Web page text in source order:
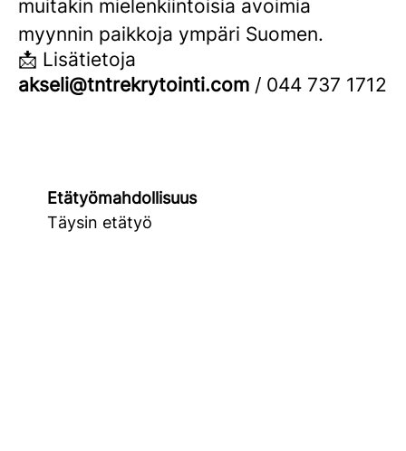
muitakin mielenkiintoisia avoimia
myynnin paikkoja ympäri Suomen.
📩 Lisätietoja
akseli@tntrekrytointi.com / 044 737 1712
Etätyömahdollisuus
Täysin etätyö